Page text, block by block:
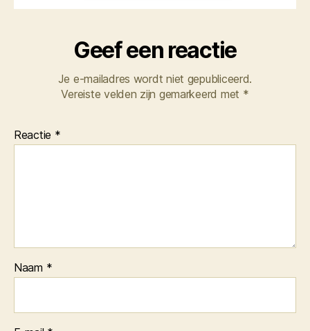
Geef een reactie
Je e-mailadres wordt niet gepubliceerd.
Vereiste velden zijn gemarkeerd met *
Reactie *
Naam *